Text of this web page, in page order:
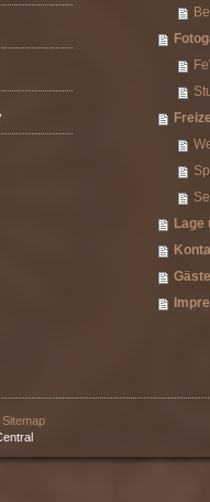
Lage
Sitemap